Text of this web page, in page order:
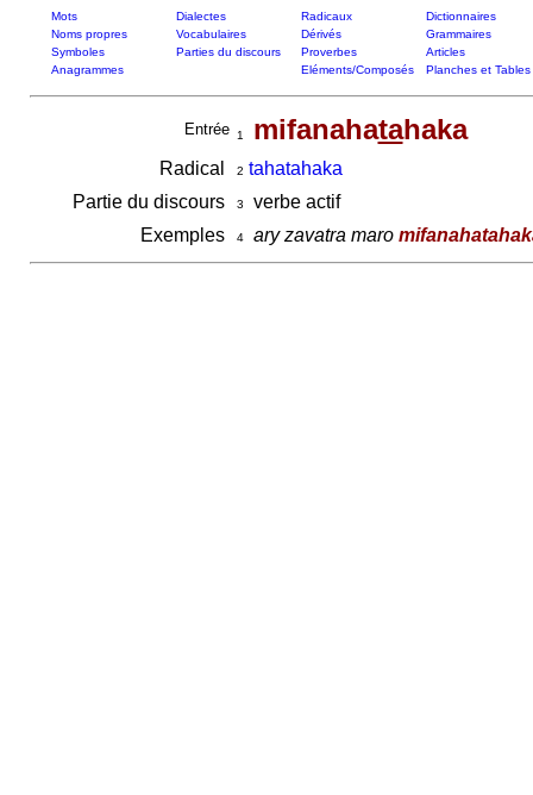
Mots Dialectes Radicaux
Dictionnaires
Noms propres
Vocabulaires Dérivés
Grammaires
Symboles
Parties du discours Proverbes
Articles
Anagrammes
Eléments/Composés Planches et Tables
Entrée 1 mifanahatahaka
Radical 2 tahatahaka
Partie du discours
3
verbe actif
Exemples
4 ary zavatra maro